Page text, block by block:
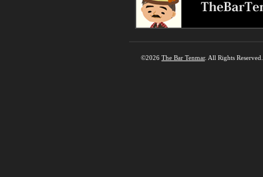
©2026 The Bar Tenmar. All Rights Reserved.